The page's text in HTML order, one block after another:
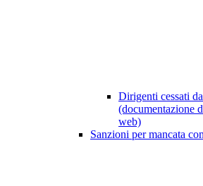
Dirigenti cessati
(documentazione
web)
Sanzioni per mancata